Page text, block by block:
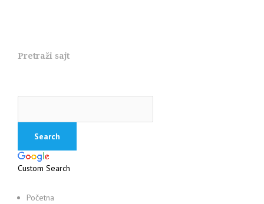
Pretraži sajt
Custom Search
Početna